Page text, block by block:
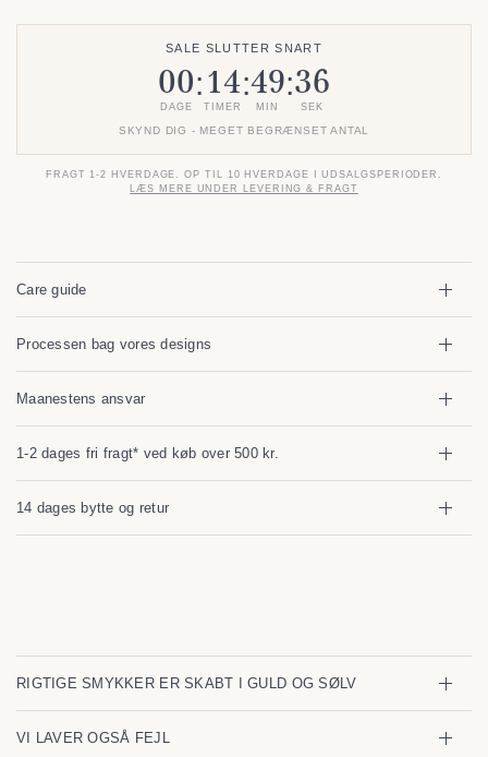
SALE SLUTTER SNART
00
DAGE
:14
TIMER
:49
MIN
:36
SEK
SKYND DIG - MEGET BEGRÆNSET ANTAL
FRAGT 1-2 HVERDAGE. OP TIL 10 HVERDAGE I UDSALGSPERIODER.
LÆS MERE UNDER LEVERING & FRAGT
Care guide
Processen bag vores designs
Maanestens ansvar
1-2 dages fri fragt* ved køb over 500 kr.
14 dages bytte og retur
RIGTIGE SMYKKER ER SKABT I GULD OG SØLV
VI LAVER OGSÅ FEJL